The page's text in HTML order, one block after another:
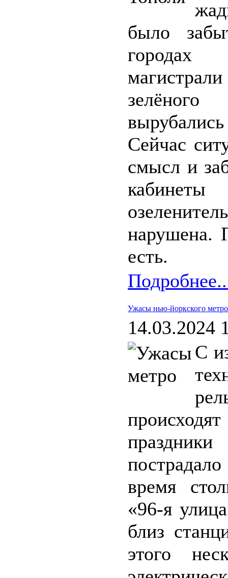
было
городах
Сейчас
смысл и
нарушена.
есть.
Ужасы нью-йоркского метро
14.03.2024
С
время
«96-я
близ
этого